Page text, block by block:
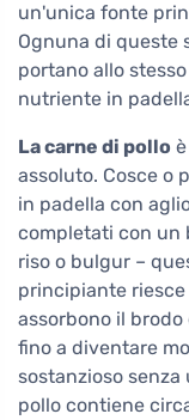
un'unica fonte
Ognuna di queste
portano allo
nutriente in
La carne di pollo
assoluto. Cosce o
in padella con
completati con un
riso o bulgur –
principiante
assorbono il
fino a diventare
sostanzioso
pollo contiene